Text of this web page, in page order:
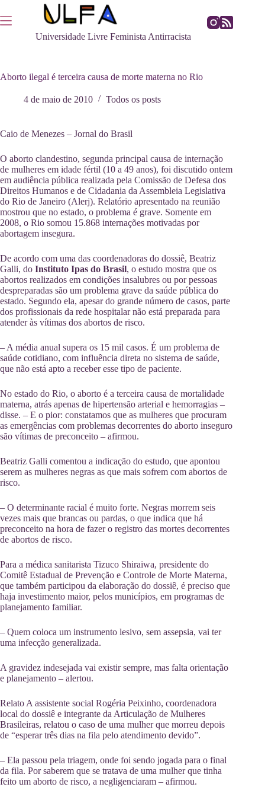
para
o
Universidade Livre Feminista Antirracista
Aborto ilegal é terceira causa de morte materna no Rio
4 de maio de 2010 Todos os posts
Caio de Menezes – Jornal do Brasil
O aborto clandestino, segunda principal causa de internação
de mulheres em idade fértil (10 a 49 anos), foi discutido ontem
em audiência pública realizada pela Comissão de Defesa dos
Direitos Humanos e de Cidadania da Assembleia Legislativa
do Rio de Janeiro (Alerj). Relatório apresentado na reunião
mostrou que no estado, o problema é grave. Somente em
2008, o Rio somou 15.868 internações motivadas por
abortagem insegura.
De acordo com uma das coordenadoras do dossiê, Beatriz
Galli, do Instituto Ipas do Brasil, o estudo mostra que os
abortos realizados em condições insalubres ou por pessoas
despreparadas são um problema grave da saúde pública do
estado. Segundo ela, apesar do grande número de casos, parte
dos profissionais da rede hospitalar não está preparada para
atender às vítimas dos abortos de risco.
– A média anual supera os 15 mil casos. É um problema de
saúde cotidiano, com influência direta no sistema de saúde,
que não está apto a receber esse tipo de paciente.
No estado do Rio, o aborto é a terceira causa de mortalidade
materna, atrás apenas de hipertensão arterial e hemorragias –
disse. – E o pior: constatamos que as mulheres que procuram
as emergências com problemas decorrentes do aborto inseguro
são vítimas de preconceito – afirmou.
Beatriz Galli comentou a indicação do estudo, que apontou
serem as mulheres negras as que mais sofrem com abortos de
risco.
– O determinante racial é muito forte. Negras morrem seis
vezes mais que brancas ou pardas, o que indica que há
preconceito na hora de fazer o registro das mortes decorrentes
de abortos de risco.
Para a médica sanitarista Tizuco Shiraiwa, presidente do
Comitê Estadual de Prevenção e Controle de Morte Materna,
que também participou da elaboração do dossiê, é preciso que
haja investimento maior, pelos municípios, em programas de
planejamento familiar.
– Quem coloca um instrumento lesivo, sem assepsia, vai ter
uma infecção generalizada.
A gravidez indesejada vai existir sempre, mas falta orientação
e planejamento – alertou.
Relato A assistente social Rogéria Peixinho, coordenadora
local do dossiê e integrante da Articulação de Mulheres
Brasileiras, relatou o caso de uma mulher que morreu depois
de “esperar três dias na fila pelo atendimento devido”.
– Ela passou pela triagem, onde foi sendo jogada para o final
da fila. Por saberem que se tratava de uma mulher que tinha
feito um aborto de risco, a negligenciaram – afirmou.